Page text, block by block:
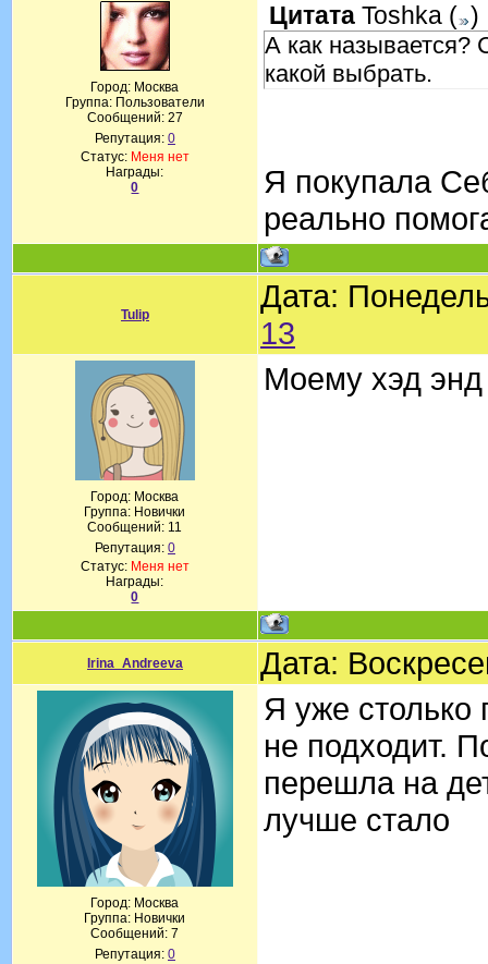
Город: Москва
Группа: Пользователи
Сообщений: 27
Репутация: 0
Статус: Меня нет
Награды:
0
Цитата Toshka ( )
А как называется?
какой выбрать.
Я покупала
реально
Tulip
Дата:
13
Город: Москва
Группа: Новички
Сообщений: 11
Репутация: 0
Статус: Меня нет
Награды:
0
Моему хэд
Irina_Andreeva Дата:
Город: Москва
Группа: Новички
Сообщений:7
Репутация: 0
Я уже столько
не подходит.
перешла на
лучше стало